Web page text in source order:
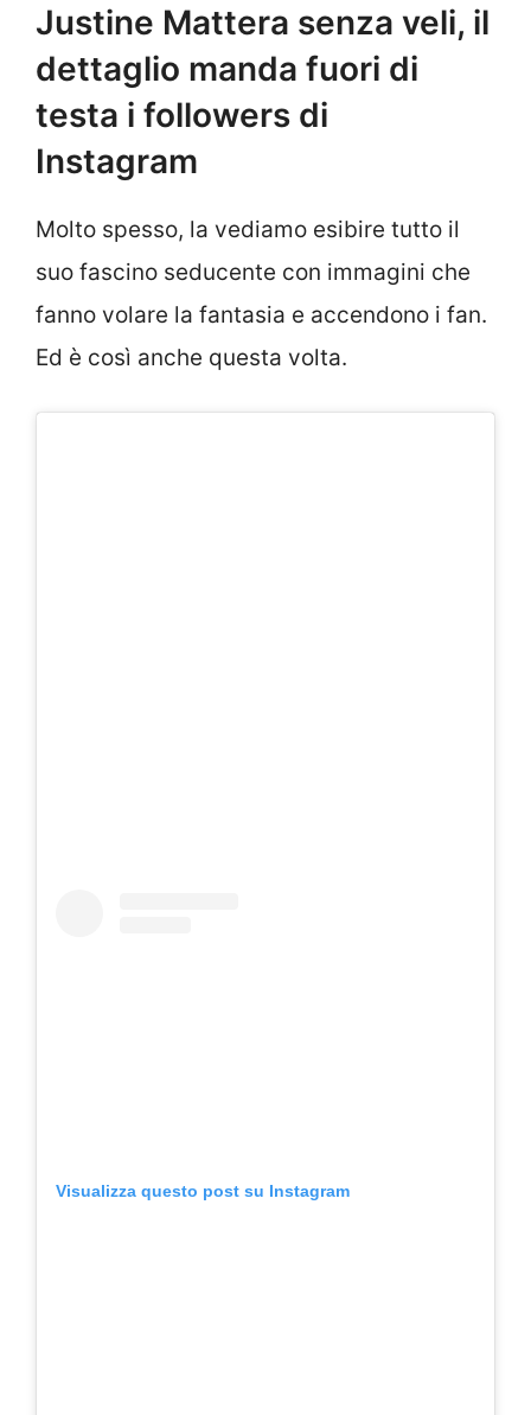
Justine Mattera senza veli, il
dettaglio manda fuori di
testa i followers di
Instagram
Molto spesso, la vediamo esibire tutto il
suo fascino seducente con immagini che
fanno volare la fantasia e accendono i fan.
Ed è così anche questa volta.
Visualizza questo post su Instagram